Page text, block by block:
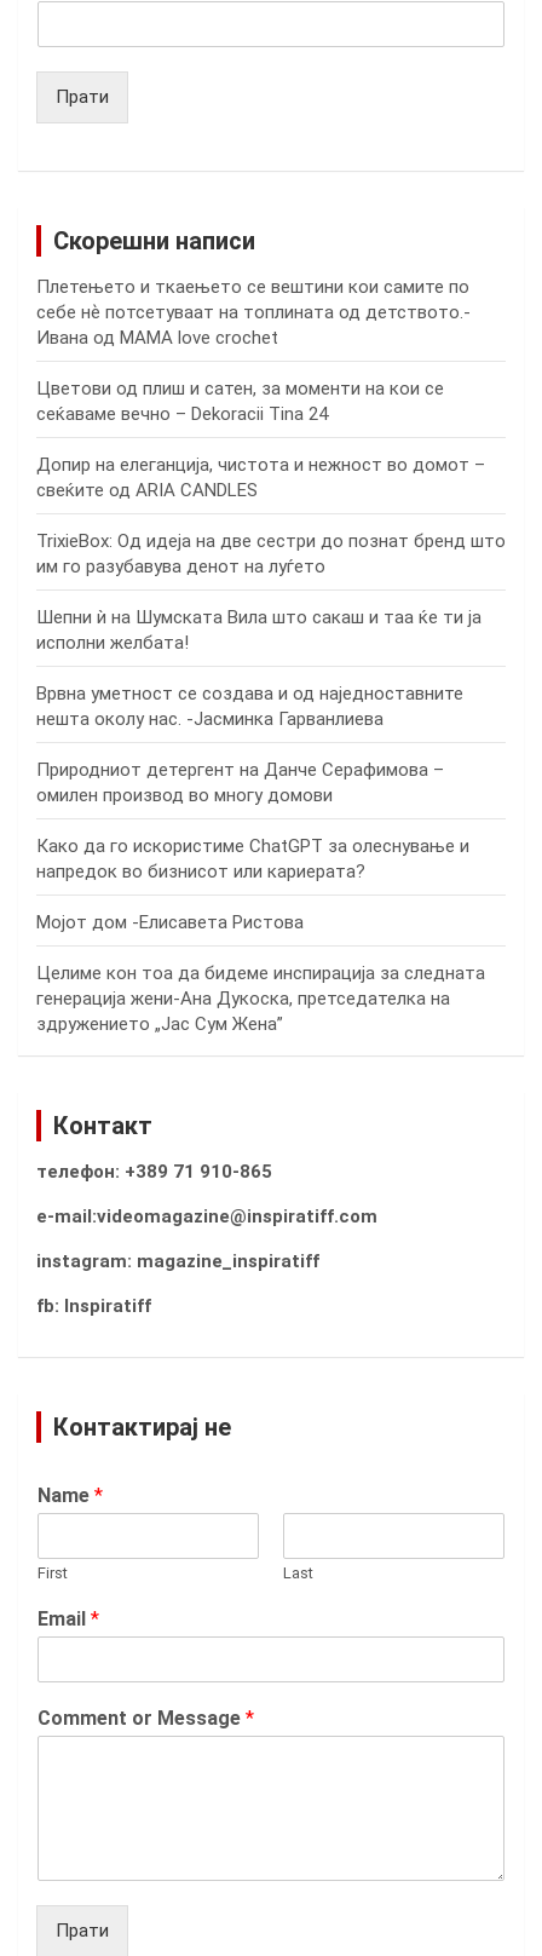
Прати
Скорешни написи
Плетењето и ткаењето се вештини кои самите по
себе нѐ потсетуваат на топлината од детството.-
Ивана од MAMA love crochet
Цветови од плиш и сатен, за моменти на кои се
сеќаваме вечно – Dekoracii Tina 24
Допир на елеганција, чистота и нежност во домот –
свеќите од ARIA CANDLES
TrixieBox: Од идеја на две сестри до познат бренд што
им го разубавува денот на луѓето
Шепни ѝ на Шумската Вила што сакаш и таа ќе ти ја
исполни желбата!
Врвна уметност се создава и од наједноставните
нешта околу нас. -Јасминка Гарванлиева
Природниот детергент на Данче Серафимова –
омилен производ во многу домови
Како да го искористиме ChatGPT за олеснување и
напредок во бизнисот или кариерата?
Мојот дом -Елисавета Ристова
Целиме кон тоа да бидеме инспирација за следната
генерација жени-Ана Дукоска, претседателка на
здружението „Јас Сум Жена”
Контакт
телефон: +389 71 910-865
e-mail:videomagazine@inspiratiff.com
instagram: magazine_inspiratiff
fb: Inspiratiff
Контактирај не
Name *
First Last
Email *
Comment or Message *
Прати